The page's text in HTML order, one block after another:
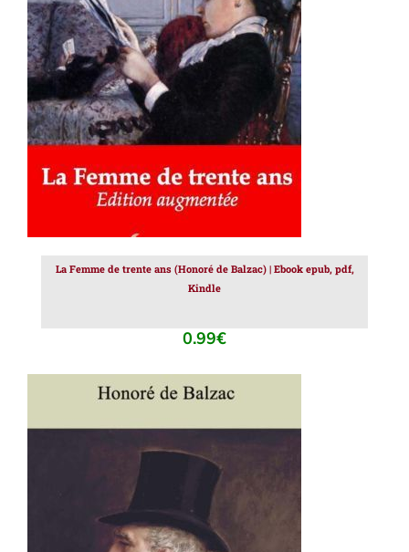
AJOUTER AU PANIER /
La Femme de trente ans (Honoré de Balzac) | Ebook epub, pdf,
Kindle
0.99€